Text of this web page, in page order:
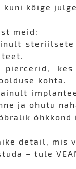
kõige
meid:
piercerid,
kohta.
ainult
ja ohutu
detail, mis
– tule